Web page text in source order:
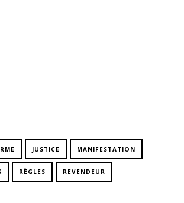
JUSTICE MANIFESTATION
RÈGLES REVENDEUR